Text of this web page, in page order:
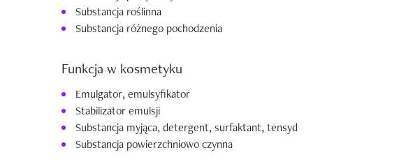
Substancja roślinna
Substancja różnego pochodzenia
Funkcja w kosmetyku
Emulgator, emulsyfikator
Stabilizator emulsji
Substancja myjąca, detergent, surfaktant, tensyd
Substancja powierzchniowo czynna